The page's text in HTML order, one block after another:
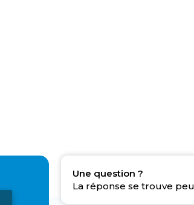
Une question ?
La réponse se trouve